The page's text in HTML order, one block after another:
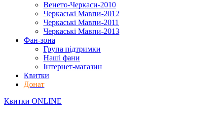
Венето-Черкаси-2010
Черкаські Мавпи-2012
Черкаські Мавпи-2011
Черкаські Мавпи-2013
Фан-зона
Група підтримки
Наші фани
Інтернет-магазин
Квитки
Донат
Квитки ONLINE